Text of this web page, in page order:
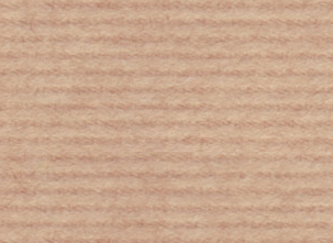
Κάνει κρύο; Φάτε αυτά τα
να αυξήσετε φυσικά τη
του σώματος